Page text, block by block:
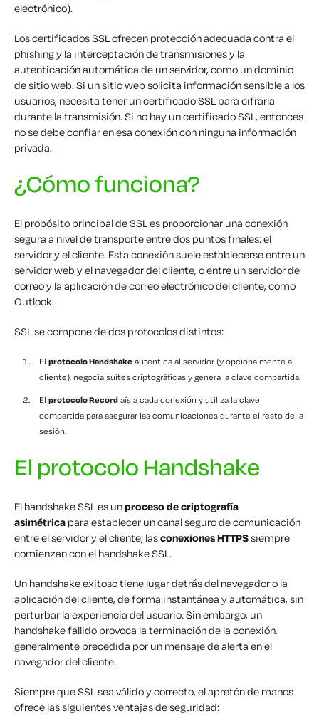
electrónico).
Los certificados SSL ofrecen protección adecuada contra el
phishing y la interceptación de transmisiones y la
autenticación automática de un servidor, como un dominio
de sitio web. Si un sitio web solicita información sensible a los
usuarios, necesita tener un certificado SSL para cifrarla
durante la transmisión. Si no hay un certificado SSL, entonces
no se debe confiar en esa conexión con ninguna información
privada.
¿Cómo funciona?
El propósito principal de SSL es proporcionar una conexión
segura a nivel de transporte entre dos puntos finales: el
servidor y el cliente. Esta conexión suele establecerse entre un
servidor web y el navegador del cliente, o entre un servidor de
correo y la aplicación de correo electrónico del cliente, como
Outlook.
SSL se compone de dos protocolos distintos:
El protocolo Handshake autentica al servidor (y opcionalmente al
cliente), negocia suites criptográficas y genera la clave compartida.
El protocolo Record aísla cada conexión y utiliza la clave
compartida para asegurar las comunicaciones durante el resto de la
sesión.
El protocolo Handshake
El handshake SSL es unproceso de criptografía
asimétrica para establecer un canal seguro de comunicación
entre el servidor y el cliente; lasconexiones HTTPSsiempre
comienzan con el handshake SSL.
Un handshake exitoso tiene lugar detrás del navegador o la
aplicación del cliente, de forma instantánea y automática, sin
perturbar la experiencia del usuario. Sin embargo, un
handshake fallido provoca la terminación de la conexión,
generalmente precedida por un mensaje de alerta en el
navegador del cliente.
Siempre que SSL sea válido y correcto, el apretón de manos
ofrece las siguientes ventajas de seguridad: